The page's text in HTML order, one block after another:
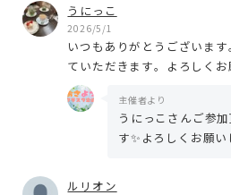
うにっこ
2026/5/1
いつもありがとうございま
ていただきます。よろしくお
主催者より
うにっこさんご参
す✨よろしくお願
ルリオン